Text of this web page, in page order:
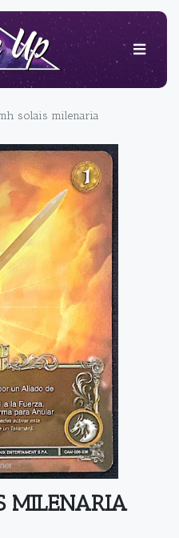
solais milenaria
MILENARIA